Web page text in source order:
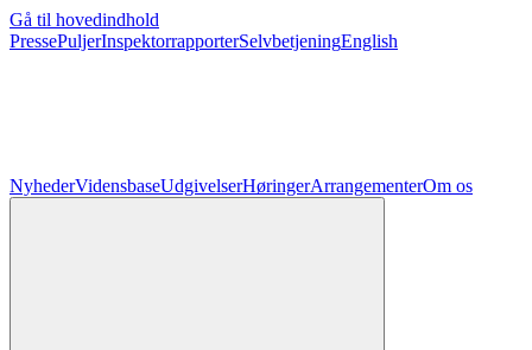
Gå til hovedindhold
PressePuljerInspektorrapporterSelvbetjeningEnglish
NyhederVidensbaseUdgivelserHøringerArrangementerOm os